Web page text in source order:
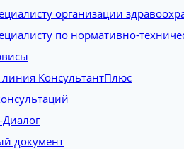
организации
по нормативно-
линия КонсультантПлюс
документ